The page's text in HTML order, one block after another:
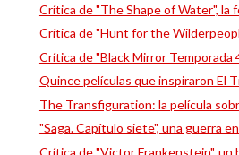
Crítica de "The Shape of Water", la
Crítica de "Hunt for the
Crítica de "Black Mirror Temporada
Quince películas que inspiraron El
The Transfiguration: la película
"Saga. Capítulo siete", una guerra
Crítica de "Victor Frankenstein", un